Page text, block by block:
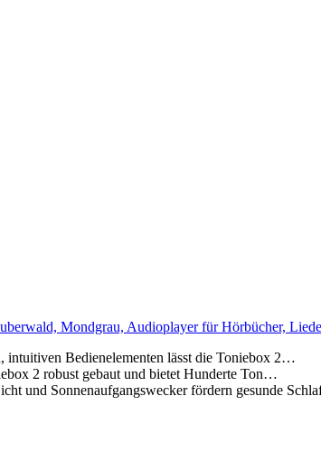
Mondgrau, Audioplayer für Hörbücher,
Bedienelementen lässt die Toniebox 2…
2 robust gebaut und bietet Hunderte Ton…
Sonnenaufgangswecker fördern gesunde